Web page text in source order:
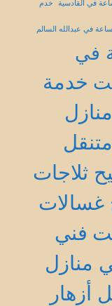
في القادسية خدم
في عبدالله السالم
في
خدمة
ثلاجات
غسالات
فني
منازل
أزهار